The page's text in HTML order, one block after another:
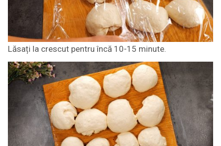
Lăsați la crescut pentru încă 10-15 minute.